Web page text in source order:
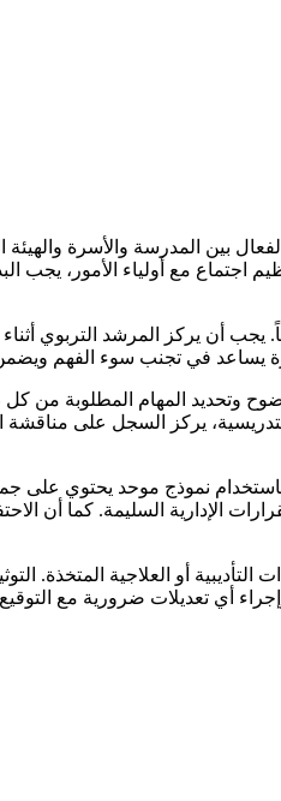
بين المدرسة والأسرة
مع أولياء الأمور، يجب
أن يركز المرشد التربوي
يساعد في تجنب سوء الفهم
وتحديد المهام المطلوبة من
يركز السجل على
نموذج موحد يحتوي على
الإدارية السليمة. كما أن
أو العلاجية المتخذة.
أي تعديلات ضرورية مع